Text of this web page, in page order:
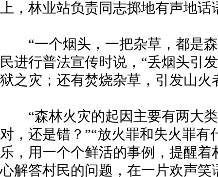
上，林业站负责同志掷地有声地
“一个烟头，一把杂草，都是森
民进行普法宣传时说，“丢烟头引
狱之灾；还有焚烧杂草，引发山火
“森林火灾的起因主要有两大类
对，还是错？”“放火罪和失火罪
乐，用一个个鲜活的事例，提醒
心解答村民的问题，在一片欢声